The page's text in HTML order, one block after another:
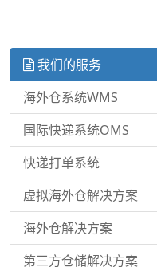
我们的服务
海外仓系统WMS
国际快递系统OMS
快递打单系统
虚拟海外仓解决方案
海外仓解决方案
第三方仓储解决方案